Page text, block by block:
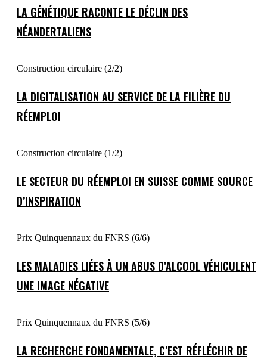
LA GÉNÉTIQUE RACONTE LE DÉCLIN DES
NÉANDERTALIENS
Construction circulaire (2/2)
LA DIGITALISATION AU SERVICE DE LA FILIÈRE DU
RÉEMPLOI
Construction circulaire (1/2)
LE SECTEUR DU RÉEMPLOI EN SUISSE COMME SOURCE
D’INSPIRATION
Prix Quinquennaux du FNRS (6/6)
LES MALADIES LIÉES À UN ABUS D’ALCOOL VÉHICULENT
UNE IMAGE NÉGATIVE
Prix Quinquennaux du FNRS (5/6)
LA RECHERCHE FONDAMENTALE, C’EST RÉFLÉCHIR DE